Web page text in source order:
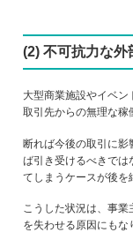
(2) 不可抗力な外
大型商業施設やイベ
取引先からの無理な稼
断れば今後の取引に影
ば引き受けるべきでは
てしまうケースが後を
こうした状況は、事
を失わせる原因にもな